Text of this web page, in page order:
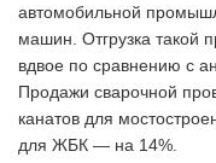
автомобильной
машин. Отгрузка такой
вдвое по сравнению с
Продажи сварочной
канатов для
для ЖБК — на 14%.